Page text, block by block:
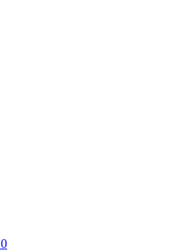
0